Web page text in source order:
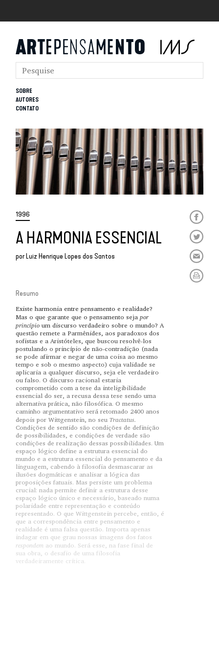
SOBRE
AUTORES
CONTATO
1996
A HARMONIA ESSENCIAL
porLuiz Henrique Lopes dos Santos
Resumo
Existe harmonia entre pensamento e realidade?
Mas o que garante que o pensamento seja por
princípio um discurso verdadeiro sobre o mundo? A
questão remete a Parmênides, aos paradoxos dos
sofistas e a Aristóteles, que buscou resolvê-los
postulando o princípio de não-contradição (nada
se pode afirmar e negar de uma coisa ao mesmo
tempo e sob o mesmo aspecto) cuja validade se
aplicaria a qualquer discurso, seja ele verdadeiro
ou falso. O discurso racional estaria
comprometido com a tese da inteligibilidade
essencial do ser, a recusa dessa tese sendo uma
alternativa prática, não filosófica. O mesmo
caminho argumentativo será retomado 2400 anos
depois por Wittgenstein, no seu Tractatus.
Condições de sentido são condições de definição
de possibilidades, e condições de verdade são
condições de realização dessas possibilidades. Um
espaço lógico define a estrutura essencial do
mundo e a estrutura essencial do pensamento e da
linguagem, cabendo à filosofia desmascarar as
ilusões dogmáticas e analisar a lógica das
proposições fatuais. Mas persiste um problema
crucial: nada permite definir a estrutura desse
espaço lógico único e necessário, baseado numa
polaridade entre representação e conteúdo
representado. O que Wittgenstein percebe, então, é
que a correspondência entre pensamento e
realidade é uma falsa questão. Importa apenas
indagar em que grau nossas imagens dos fatos
respondem ao mundo. Será esse, na fase final de
sua obra, o desafio de uma filosofia
verdadeiramente crítica.